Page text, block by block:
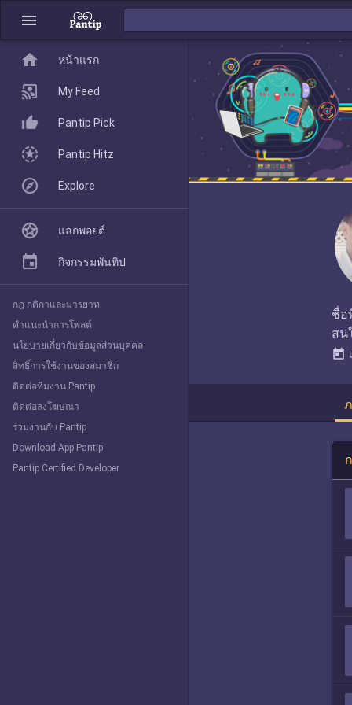
menu
ชื่อ
สน
today
home
Pantip Pick
Explore
home หน้าแรก
My Feed
Pantip Pick
Pantip Hitz
Explore
แลกพอยต์
กิจกรรมพันทิป
กฎ กติกาและมารยาท
คำแนะนำการโพสต์
นโยบายเกี่ยวกับข้อมูลส่วนบุคคล
สิทธิ์การใช้งานของสมาชิก
ติดต่อทีมงาน Pantip
ติดต่อลงโฆษณา
ร่วมงานกับ Pantip
Download App Pantip
Pantip Certified Developer